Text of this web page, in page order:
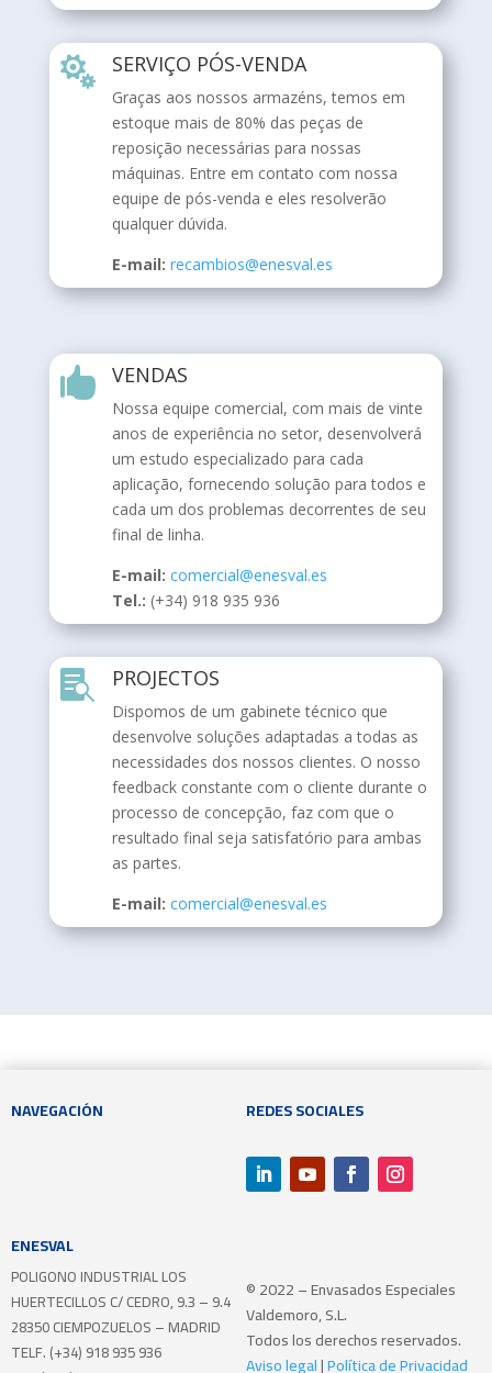
 SERVIÇO PÓS-VENDA
Graças aos nossos armazéns, temos em
estoque mais de 80% das peças de
reposição necessárias para nossas
máquinas. Entre em contato com nossa
equipe de pós-venda e eles resolverão
qualquer dúvida.
E-mail: recambios@enesval.es
 VENDAS
Nossa equipe comercial, com mais de vinte
anos de experiência no setor, desenvolverá
um estudo especializado para cada
aplicação, fornecendo solução para todos e
cada um dos problemas decorrentes de seu
final de linha.
E-mail: comercial@enesval.es
Tel.: (+34) 918 935 936
 PROJECTOS
Dispomos de um gabinete técnico que
desenvolve soluções adaptadas a todas as
necessidades dos nossos clientes. O nosso
feedback constante com o cliente durante o
processo de concepção, faz com que o
resultado final seja satisfatório para ambas
as partes.
E-mail: comercial@enesval.es
NAVEGACIÓN REDES SOCIALES
ENESVAL
POLIGONO INDUSTRIAL LOS
HUERTECILLOS C/ CEDRO, 9.3 – 9.4
28350 CIEMPOZUELOS – MADRID
TELF. (+34) 918 935 936
© 2022 – Envasados Especiales
Valdemoro, S.L.
Todos los derechos reservados.
Aviso legal|Política de Privacidad